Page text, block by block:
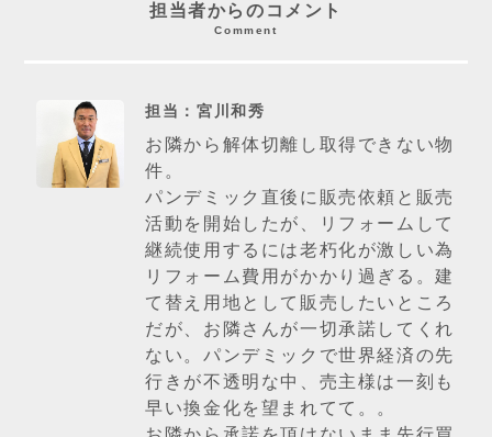
担当者からのコメント
Comment
担当：宮川和秀
お隣から解体切離し取得できない物
件。
パンデミック直後に販売依頼と販売
活動を開始したが、リフォームして
継続使用するには老朽化が激しい為
リフォーム費用がかかり過ぎる。建
て替え用地として販売したいところ
だが、お隣さんが一切承諾してくれ
ない。パンデミックで世界経済の先
行きが不透明な中、売主様は一刻も
早い換金化を望まれてて。。